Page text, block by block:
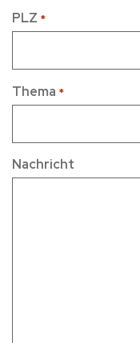
PLZ *
Thema *
Nachricht